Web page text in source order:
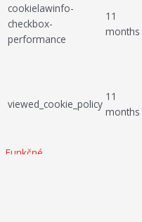
cookielawinfo-
checkbox-
performance
11
months
viewed_cookie_policy
11
months
Funkčné